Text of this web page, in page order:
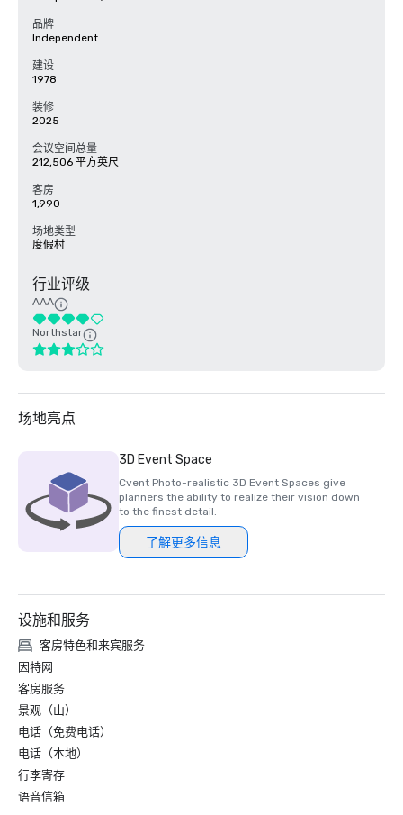
品牌
Independent
建设
1978
装修
2025
会议空间总量
212,506 平方英尺
客房
1,990
场地类型
度假村
行业评级
AAA
Northstar
场地亮点
3D Event Space
Cvent Photo-realistic 3D Event Spaces give
planners the ability to realize their vision down
to the finest detail.
了解更多信息
设施和服务
客房特色和来宾服务
因特网
客房服务
景观（山）
电话（免费电话）
电话（本地）
行李寄存
语音信箱